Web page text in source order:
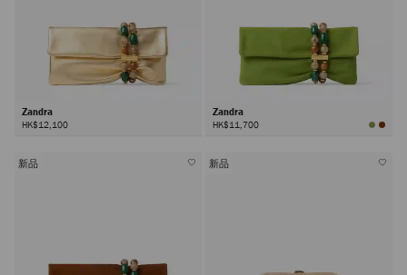
Zandra
HK$12,100
Zandra
HK$11,700
新品 新品